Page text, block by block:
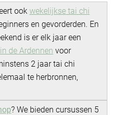
ook wekelijkse tai chi
en gevorderden. En
is er elk jaar een
de Ardennen voor
2 jaar tai chi
te herbronnen,
? We bieden cursussen 5